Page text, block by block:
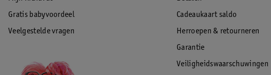
Gratis babyvoordeel
Veelgestelde vragen
Cadeaukaart saldo
Herroepen & retourneren
Garantie
Veiligheidswaarschuwingen